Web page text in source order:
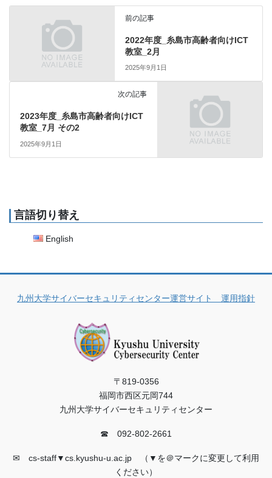
前の記事
2022年度_糸島市高齢者向けICT
教室_2月
2025年9月1日
次の記事
2023年度_糸島市高齢者向けICT
教室_7月 その2
2025年9月1日
言語切り替え
English
九州大学サイバーセキュリティセンター運営サイト 運用指針
〒819-0356
福岡市西区元岡744
九州大学サイバーセキュリティセンター
☎ 092-802-2661
✉ cs-staff▼cs.kyushu-u.ac.jp （▼を＠マークに変更して利用
ください）